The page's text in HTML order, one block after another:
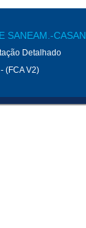
SANEAM.-CASAN
Detalhado
(FCA V2)